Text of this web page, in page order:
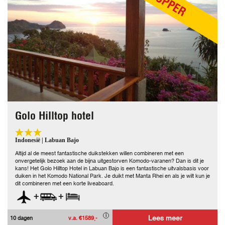
Golo Hilltop hotel
Indonesië | Labuan Bajo
Altijd al de meest fantastische duikstekken willen combineren met een
onvergetelijk bezoek aan de bijna uitgestorven Komodo-varanen? Dan is dit je
kans! Het Golo Hilltop Hotel in Labuan Bajo is een fantastische uitvalsbasis voor
duiken in het Komodo National Park. Je duikt met Manta Rhei en als je wilt kun je
dit combineren met een korte liveaboard.
+ +
10 dagen v.a. €1589,- Lees meer